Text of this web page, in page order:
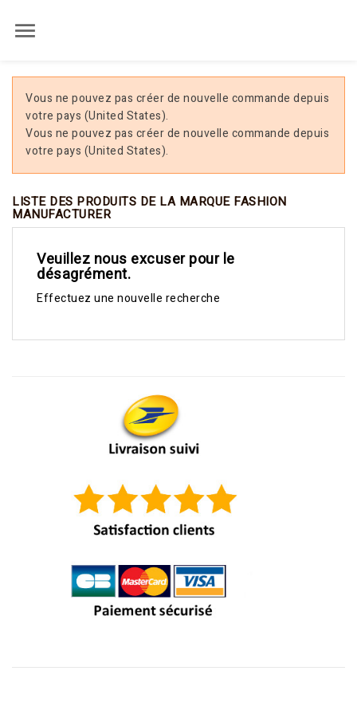

Vous ne pouvez pas créer de nouvelle commande depuis
votre pays (United States).
Vous ne pouvez pas créer de nouvelle commande depuis
votre pays (United States).
LISTE DES PRODUITS DE LA MARQUE FASHION
MANUFACTURER
Veuillez nous excuser pour le
désagrément.
Effectuez une nouvelle recherche